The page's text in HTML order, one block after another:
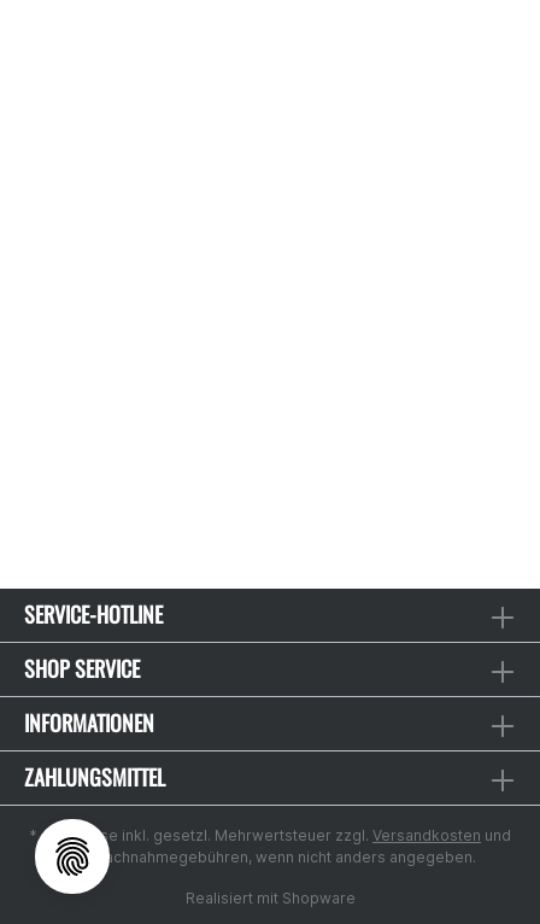
SERVICE-HOTLINE
SHOP SERVICE
INFORMATIONEN
ZAHLUNGSMITTEL
* Alle Preise inkl. gesetzl. Mehrwertsteuer zzgl. Versandkosten und
ggf. Nachnahmegebühren, wenn nicht anders angegeben.
Realisiert mit Shopware